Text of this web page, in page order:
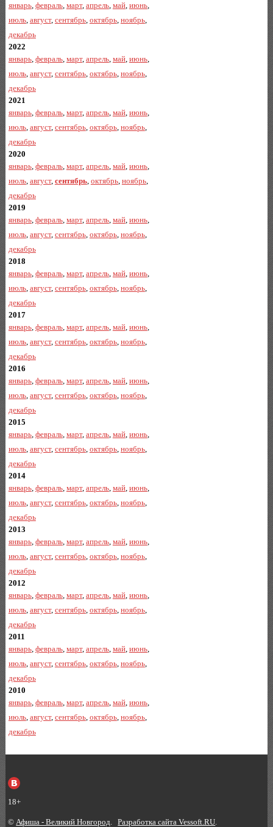
январь, февраль, март, апрель, май, июнь,
июль, август, сентябрь, октябрь, ноябрь,
декабрь
2022
январь, февраль, март, апрель, май, июнь,
июль, август, сентябрь, октябрь, ноябрь,
декабрь
2021
январь, февраль, март, апрель, май, июнь,
июль, август, сентябрь, октябрь, ноябрь,
декабрь
2020
январь, февраль, март, апрель, май, июнь,
июль, август, сентябрь, октябрь, ноябрь,
декабрь
2019
январь, февраль, март, апрель, май, июнь,
июль, август, сентябрь, октябрь, ноябрь,
декабрь
2018
январь, февраль, март, апрель, май, июнь,
июль, август, сентябрь, октябрь, ноябрь,
декабрь
2017
январь, февраль, март, апрель, май, июнь,
июль, август, сентябрь, октябрь, ноябрь,
декабрь
2016
январь, февраль, март, апрель, май, июнь,
июль, август, сентябрь, октябрь, ноябрь,
декабрь
2015
январь, февраль, март, апрель, май, июнь,
июль, август, сентябрь, октябрь, ноябрь,
декабрь
2014
январь, февраль, март, апрель, май, июнь,
июль, август, сентябрь, октябрь, ноябрь,
декабрь
2013
январь, февраль, март, апрель, май, июнь,
июль, август, сентябрь, октябрь, ноябрь,
декабрь
2012
январь, февраль, март, апрель, май, июнь,
июль, август, сентябрь, октябрь, ноябрь,
декабрь
2011
январь, февраль, март, апрель, май, июнь,
июль, август, сентябрь, октябрь, ноябрь,
декабрь
2010
январь, февраль, март, апрель, май, июнь,
июль, август, сентябрь, октябрь, ноябрь,
декабрь
18+
© Афиша - Великий Новгород .Разработка сайта Vessoft.RU